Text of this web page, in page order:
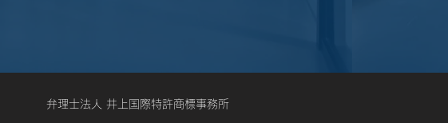
弁理士法人 井上国際特許商標事務所